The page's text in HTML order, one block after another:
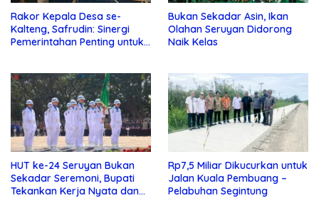
Rakor Kepala Desa se-
Kalteng, Safrudin: Sinergi
Pemerintahan Penting untuk
Bukan Sekadar Asin, Ikan
Olahan Seruyan Didorong
Naik Kelas
HUT ke-24 Seruyan Bukan
Sekadar Seremoni, Bupati
Tekankan Kerja Nyata dan
Rp7,5 Miliar Dikucurkan untuk
Jalan Kuala Pembuang –
Pelabuhan Segintung